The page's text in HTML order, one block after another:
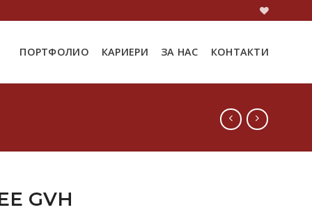
ПОРТФОЛИО КАРИЕРИ ЗА НАС КОНТАКТИ
GVH